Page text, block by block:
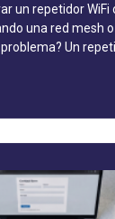
un repetidor WiFi
una red mesh o
Un